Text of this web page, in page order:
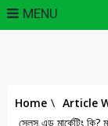
MENU
Home \ Article
সেলস এন্ড মার্কেটিং কি?